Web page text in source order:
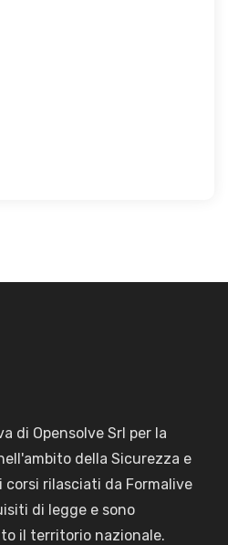
di Opensolve Srl per la
della Sicurezza e
corsi rilasciati da Formalive
di legge e sono
il territorio nazionale.